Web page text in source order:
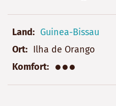
Land
Guinea-Bissau
Ort
Ilha de Orango
Komfort
●●●